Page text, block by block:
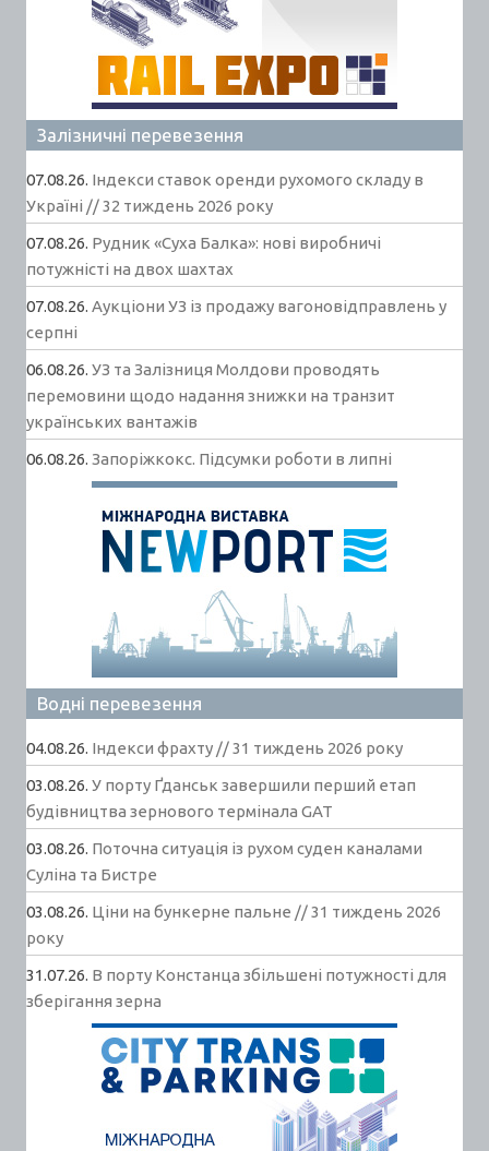
Залізничні перевезення
07.08.26. Індекси ставок оренди рухомого складу в
Україні // 32 тиждень 2026 року
07.08.26. Рудник «Суха Балка»: нові виробничі
потужністі на двох шахтах
07.08.26. Аукціони УЗ із продажу вагоновідправлень у
серпні
06.08.26. УЗ та Залізниця Молдови проводять
перемовини щодо надання знижки на транзит
українських вантажів
06.08.26. Запоріжкокс. Підсумки роботи в липні
Водні перевезення
04.08.26. Індекси фрахту // 31 тиждень 2026 року
03.08.26. У порту Ґданськ завершили перший етап
будівництва зернового термінала GAT
03.08.26. Поточна ситуація із рухом суден каналами
Суліна та Бистре
03.08.26. Ціни на бункерне пальне // 31 тиждень 2026
року
31.07.26. В порту Констанца збільшені потужності для
зберігання зерна